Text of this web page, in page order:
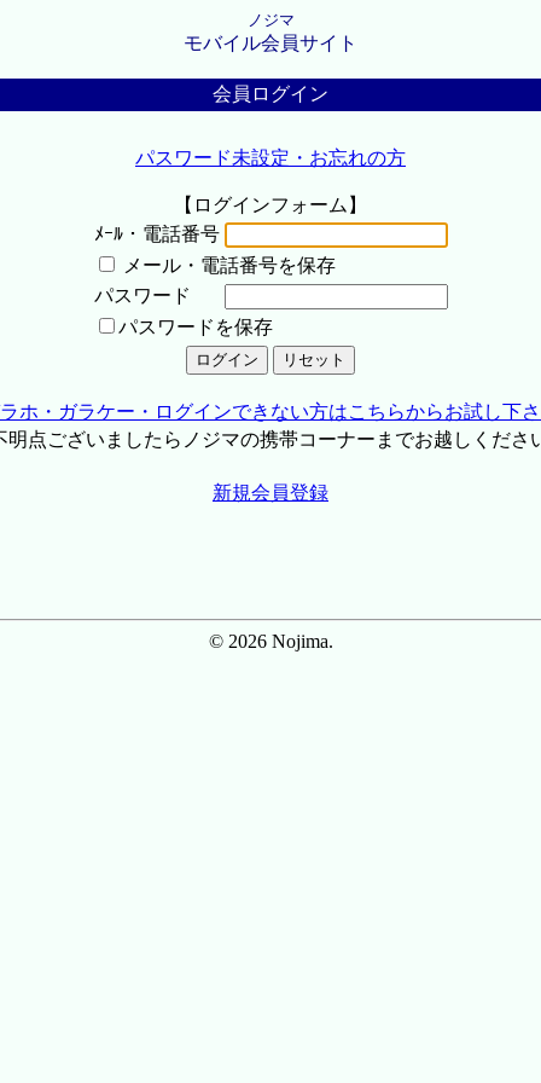
ノジマ
モバイル会員サイト
会員ログイン
パスワード未設定・お忘れの方
【ログインフォーム】
ﾒｰﾙ・電話番号
メール・電話番号を保存
パスワード
パスワードを保存
ホ・ガラケー・ログインできない方はこちらからお試し下
点ございましたらノジマの携帯コーナーまでお越しくださ
新規会員登録
© 2026 Nojima.